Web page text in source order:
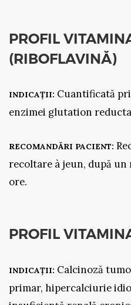
PROFIL
(RIBOFLAVINĂ)
INDICAȚII: Cuantificată
enzimei glutation
RECOMANDĂRI PACIENT:
recoltare à jeun, după un
ore.
PROFIL
INDICAȚII: Calcinoză
primar, hipercalciurie